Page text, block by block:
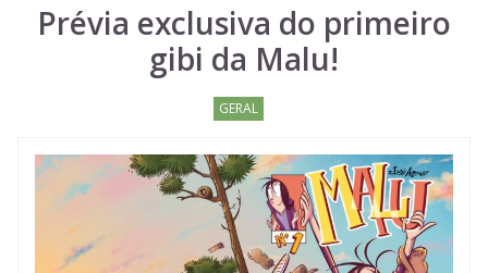
Prévia exclusiva do primeiro
gibi da Malu!
GERAL